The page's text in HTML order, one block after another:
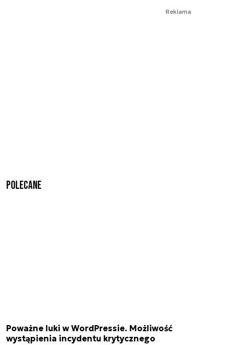
Reklama
Polecane
Poważne luki w WordPressie. Możliwość
wystąpienia incydentu krytycznego